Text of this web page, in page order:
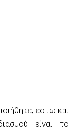
έστω και
είναι το